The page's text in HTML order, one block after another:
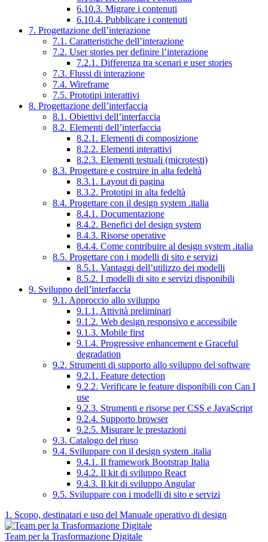
6.10.3. Migrare i contenuti
6.10.4. Pubblicare i contenuti
7. Progettazione dell’interazione
7.1. Caratteristiche dell’interazione
7.2. User stories per definire l’interazione
7.2.1. Differenza tra scenari e user stories
7.3. Flussi di interazione
7.4. Wireframe
7.5. Prototipi interattivi
8. Progettazione dell’interfaccia
8.1. Obiettivi dell’interfaccia
8.2. Elementi dell’interfaccia
8.2.1. Elementi di composizione
8.2.2. Elementi interattivi
8.2.3. Elementi testuali (microtesti)
8.3. Progettare e costruire in alta fedeltà
8.3.1. Layout di pagina
8.3.2. Prototipi in alta fedeltà
8.4. Progettare con il design system .italia
8.4.1. Documentazione
8.4.2. Benefici del design system
8.4.3. Risorse operative
8.4.4. Come contribuire al design system .italia
8.5. Progettare con i modelli di sito e servizi
8.5.1. Vantaggi dell’utilizzo dei modelli
8.5.2. I modelli di sito e servizi disponibili
9. Sviluppo dell’interfaccia
9.1. Approccio allo sviluppo
9.1.1. Attività preliminari
9.1.2. Web design responsivo e accessibile
9.1.3. Mobile first
9.1.4. Progressive enhancement e Graceful
degradation
9.2. Strumenti di supporto allo sviluppo del software
9.2.1. Feature detection
9.2.2. Verificare le feature disponibili con Can I
use
9.2.3. Strumenti e risorse per CSS e JavaScript
9.2.4. Supporto browser
9.2.5. Misurare le prestazioni
9.3. Catalogo del riuso
9.4. Sviluppare con il design system .italia
9.4.1. Il framework Bootstrap Italia
9.4.2. Il kit di sviluppo React
9.4.3. Il kit di sviluppo Angular
9.5. Sviluppare con i modelli di sito e servizi
1. Scopo, destinatari e uso del Manuale operativo di design
Team per la Trasformazione Digitale